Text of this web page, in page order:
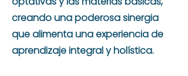
creando una poderosa sinergia
que alimenta una experiencia de
aprendizaje integral y holística.